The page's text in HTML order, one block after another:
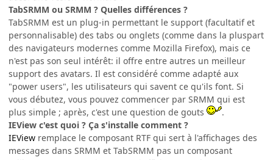
TabSRMM ou SRMM ? Quelles différences ?
TabSRMM est un plug-in permettant le support (facultatif et
personnalisable) des tabs ou onglets (comme dans la pluspart
des navigateurs modernes comme Mozilla Firefox), mais ce
n'est pas son seul intérêt: il offre entre autres un meilleur
support des avatars. Il est considéré comme adapté aux
"power users", les utilisateurs qui savent ce qu'ils font. Si
vous débutez, vous pouvez commencer par SRMM qui est
plus simple ; après, c'est une question de gouts
.
IEView c'est quoi ? Ça s'installe comment ?
IEView remplace le composant RTF qui sert à l'affichages des
messages dans SRMM et TabSRMM pas un composant